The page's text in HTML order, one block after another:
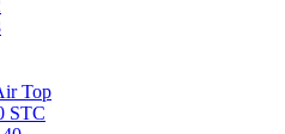
Top
STC